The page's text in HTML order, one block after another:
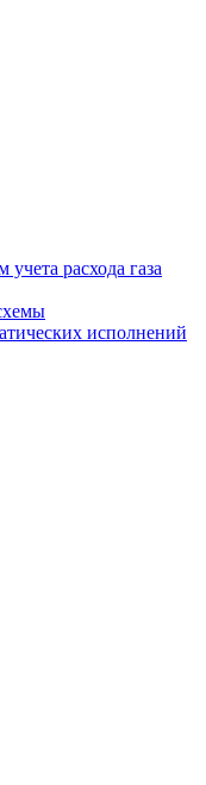
расхода газа
исполнений